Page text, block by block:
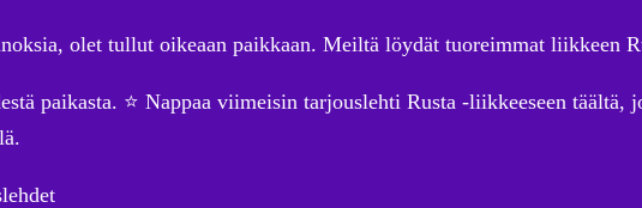
olet tullut oikeaan paikkaan. Meiltä löydät tuoreimmat liikkeen
paikasta. ⭐ Nappaa viimeisin tarjouslehti Rusta -liikkeeseen